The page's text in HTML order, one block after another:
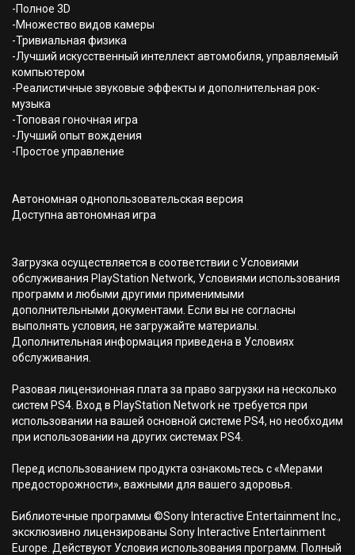
-Полное 3D
-Множество видов камеры
-Тривиальная физика
-Лучший искусственный интеллект автомобиля, управляемый
компьютером
-Реалистичные звуковые эффекты и дополнительная рок-
музыка
-Топовая гоночная игра
-Лучший опыт вождения
-Простое управление
Автономная однопользовательская версия
Доступна автономная игра
Загрузка осуществляется в соответствии с Условиями
обслуживания PlayStation Network, Условиями использования
программ и любыми другими применимыми
дополнительными документами. Если вы не согласны
выполнять условия, не загружайте материалы.
Дополнительная информация приведена в Условиях
обслуживания.
Разовая лицензионная плата за право загрузки на несколько
систем PS4. Вход в PlayStation Network не требуется при
использовании на вашей основной системе PS4, но необходим
при использовании на других системах PS4.
Перед использованием продукта ознакомьтесь с «Мерами
предосторожности», важными для вашего здоровья.
Библиотечные программы ©Sony Interactive Entertainment Inc.,
эксклюзивно лицензированы Sony Interactive Entertainment
Europe. Действуют Условия использования программ. Полный